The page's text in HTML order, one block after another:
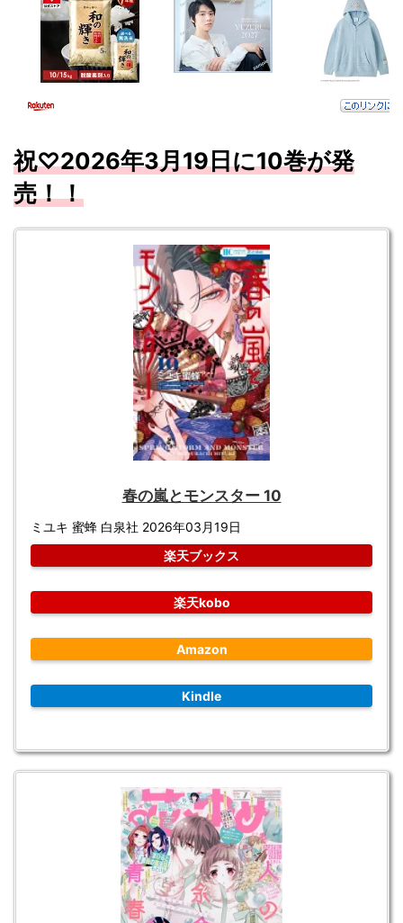
祝♡2026年3月19日に10巻が発
売！！
春の嵐とモンスター 10
ミユキ 蜜蜂 白泉社 2026年03月19日
楽天ブックス
楽天kobo
Amazon
Kindle